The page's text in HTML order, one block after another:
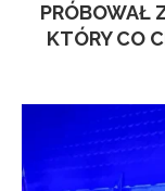
PRÓBOWAŁ
KTÓRY CO